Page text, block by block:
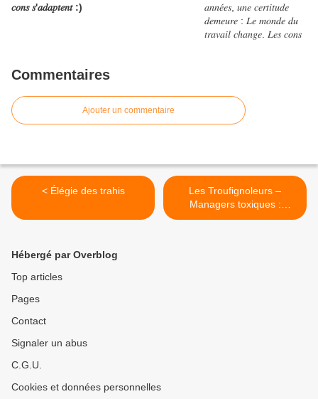
𝑐𝑜𝑛𝑠 𝑠'𝑎𝑑𝑎𝑝𝑡𝑒𝑛𝑡 :)
Commentaires
Ajouter un commentaire
< Élégie des trahis
Les Troufignoleurs –
Managers toxiques :
comment les identifier, les
Hébergé par Overblog
Top articles
Pages
Contact
Signaler un abus
C.G.U.
Cookies et données personnelles